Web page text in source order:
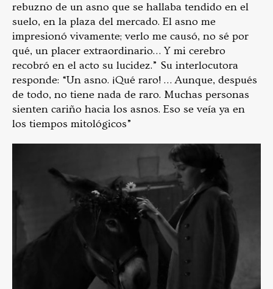
rebuzno de un asno que se hallaba tendido en el
suelo, en la plaza del mercado. El asno me
impresionó vivamente; verlo me causó, no sé por
qué, un placer extraordinario… Y mi cerebro
recobró en el acto su lucidez.” Su interlocutora
responde: “Un asno. ¡Qué raro! … Aunque, después
de todo, no tiene nada de raro. Muchas personas
sienten cariño hacia los asnos. Eso se veía ya en
los tiempos mitológicos”